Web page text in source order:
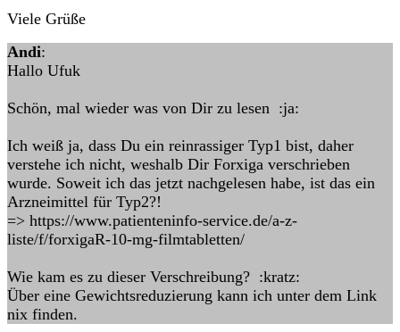
Viele Grüße
Andi:
Hallo Ufuk
Schön, mal wieder was von Dir zu lesen :ja:
Ich weiß ja, dass Du ein reinrassiger Typ1 bist, daher
verstehe ich nicht, weshalb Dir Forxiga verschrieben
wurde. Soweit ich das jetzt nachgelesen habe, ist das ein
Arzneimittel für Typ2?!
=> https://www.patienteninfo-service.de/a-z-
liste/f/forxigaR-10-mg-filmtabletten/
Wie kam es zu dieser Verschreibung? :kratz:
Über eine Gewichtsreduzierung kann ich unter dem Link
nix finden.